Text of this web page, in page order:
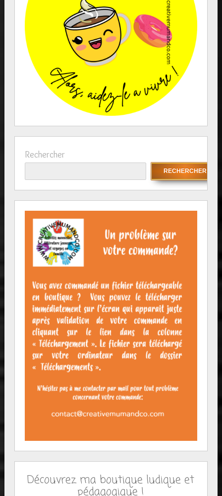
Rechercher
RECHERCHER
Découvrez ma boutique ludique et
pédagogique !